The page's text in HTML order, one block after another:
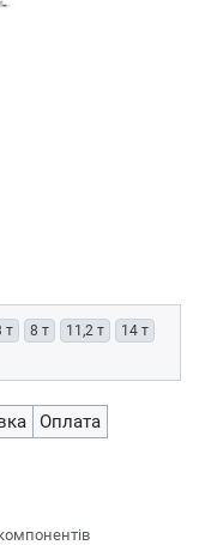
т 8 т 11,2 т
14 т
Оплата